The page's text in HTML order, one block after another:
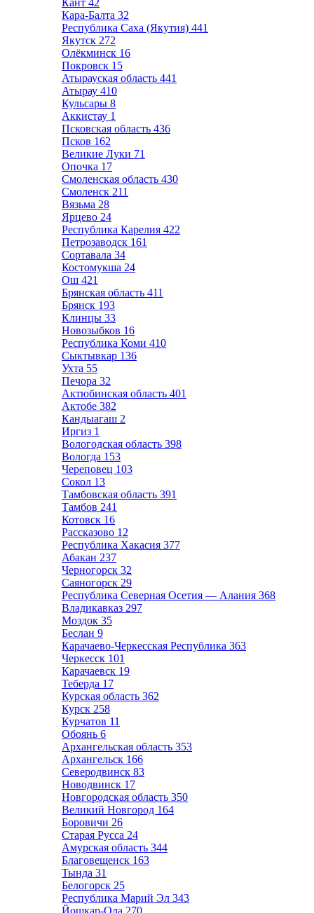
Кант 42
Кара-Балта 32
Республика Саха (Якутия) 441
Якутск 272
Олёкминск 16
Покровск 15
Атырауская область 441
Атырау 410
Кульсары 8
Аккистау 1
Псковская область 436
Псков 162
Великие Луки 71
Опочка 17
Смоленская область 430
Смоленск 211
Вязьма 28
Ярцево 24
Республика Карелия 422
Петрозаводск 161
Сортавала 34
Костомукша 24
Ош 421
Брянская область 411
Брянск 193
Клинцы 33
Новозыбков 16
Республика Коми 410
Сыктывкар 136
Ухта 55
Печора 32
Актюбинская область 401
Актобе 382
Кандыагаш 2
Иргиз 1
Вологодская область 398
Вологда 153
Череповец 103
Сокол 13
Тамбовская область 391
Тамбов 241
Котовск 16
Рассказово 12
Республика Хакасия 377
Абакан 237
Черногорск 32
Саяногорск 29
Республика Северная Осетия — Алания 368
Владикавказ 297
Моздок 35
Беслан 9
Карачаево-Черкесская Республика 363
Черкесск 101
Карачаевск 19
Теберда 17
Курская область 362
Курск 258
Курчатов 11
Обоянь 6
Архангельская область 353
Архангельск 166
Северодвинск 83
Новодвинск 17
Новгородская область 350
Великий Новгород 164
Боровичи 26
Старая Русса 24
Амурская область 344
Благовещенск 163
Тында 31
Белогорск 25
Республика Марий Эл 343
Йошкар-Ола 270